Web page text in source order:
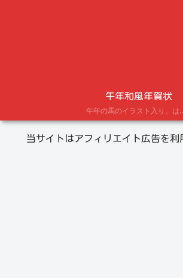
午年和風年賀状
午年の馬のイラスト入り。
当サイトはアフィリエイト広告を利